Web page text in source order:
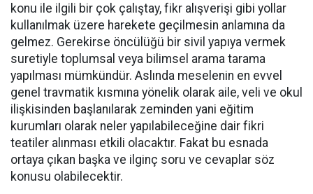
konu ile ilgili bir çok çalıştay, fikr alışverişi gibi yollar
kullanılmak üzere harekete geçilmesin anlamına da
gelmez. Gerekirse öncülüğü bir sivil yapıya vermek
suretiyle toplumsal veya bilimsel arama tarama
yapılması mümkündür. Aslında meselenin en evvel
genel travmatik kısmına yönelik olarak aile, veli ve okul
ilişkisinden başlanılarak zeminden yani eğitim
kurumları olarak neler yapılabileceğine dair fikri
teatiler alınması etkili olacaktır. Fakat bu esnada
ortaya çıkan başka ve ilginç soru ve cevaplar söz
konusu olabilecektir.